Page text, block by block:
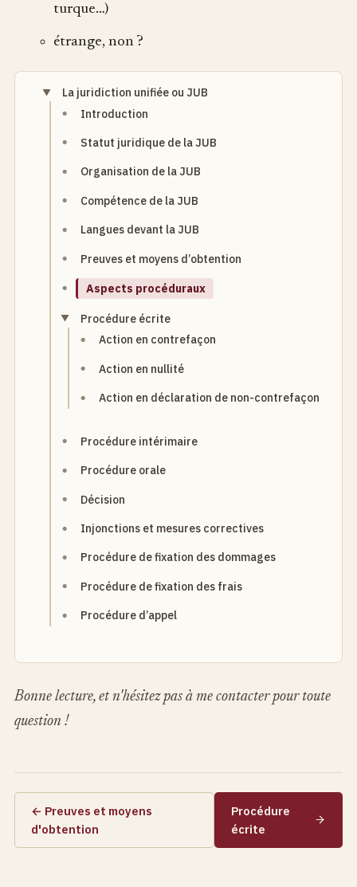
turque…)
étrange, non ?
La juridiction unifiée ou JUB
Introduction
Statut juridique de la JUB
Organisation de la JUB
Compétence de la JUB
Langues devant la JUB
Preuves et moyens d’obtention
Aspects procéduraux
Procédure écrite
Action en contrefaçon
Action en nullité
Action en déclaration de non-contrefaçon
Procédure intérimaire
Procédure orale
Décision
Injonctions et mesures correctives
Procédure de fixation des dommages
Procédure de fixation des frais
Procédure d’appel
Bonne lecture, et n'hésitez pas à me contacter pour toute
question !
← Preuves et moyens
d'obtention
Procédure
écrite